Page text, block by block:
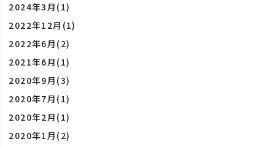
2024年3月(1)
2022年12月(1)
2022年6月(2)
2021年6月(1)
2020年9月(3)
2020年7月(1)
2020年2月(1)
2020年1月(2)